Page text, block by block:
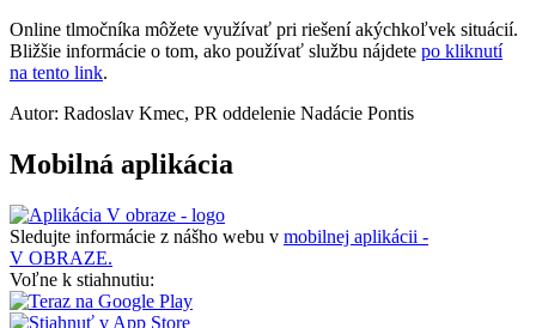
Online tlmočníka môžete využívať pri riešení akýchkoľvek situácií.
Bližšie informácie o tom, ako používať službu nájdete po kliknutí
na tento link.
Autor: Radoslav Kmec, PR oddelenie Nadácie Pontis
Mobilná aplikácia
Sledujte informácie z nášho webu v mobilnej aplikácii -
V OBRAZE.
Voľne k stiahnutiu: